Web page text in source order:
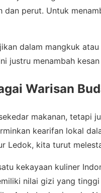
dan perut. Untuk
dalam mangkuk
justru menambah
Warisan
makanan, tetapi
kearifan lokal
Ledok, kita turut
kekayaan kuliner
nilai gizi yang